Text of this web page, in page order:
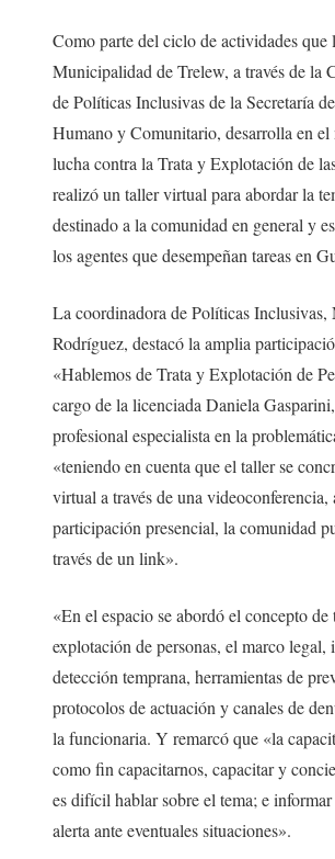
Como parte del ciclo de actividades que
Municipalidad de Trelew, a través de la
de Políticas Inclusivas de la Secretaría
Humano y Comunitario, desarrolla en el
lucha contra la Trata y Explotación de
realizó un taller virtual para abordar la
destinado a la comunidad en general y
los agentes que desempeñan tareas en
La coordinadora de Políticas
Rodríguez, destacó la amplia
«Hablemos de Trata y Explotación de
cargo de la licenciada Daniela
profesional especialista en la
«teniendo en cuenta que el taller se
virtual a través de una videoconferencia,
participación presencial, la comunidad
través de un link».
«En el espacio se abordó el concepto de
explotación de personas, el marco legal,
detección temprana, herramientas de
protocolos de actuación y canales de
la funcionaria. Y remarcó que «la
como fin capacitarnos, capacitar y
es difícil hablar sobre el tema; e informar
alerta ante eventuales situaciones».